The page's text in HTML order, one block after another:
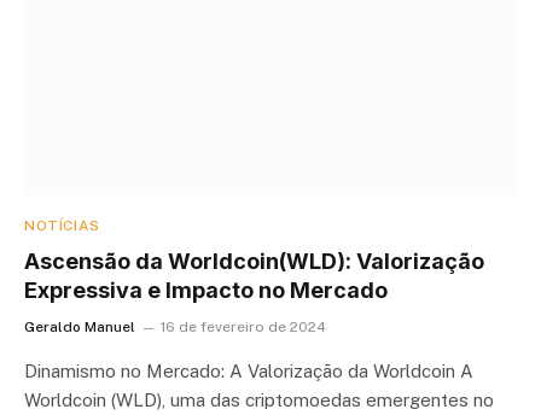
NOTÍCIAS
Ascensão da Worldcoin(WLD): Valorização
Expressiva e Impacto no Mercado
Geraldo Manuel 16 de fevereiro de 2024
Dinamismo no Mercado: A Valorização da Worldcoin A
Worldcoin (WLD), uma das criptomoedas emergentes no